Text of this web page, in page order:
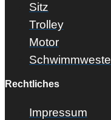
Sitz
Trolley
Motor
Schwimmweste
Rechtliches
Impressum